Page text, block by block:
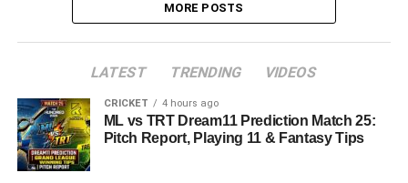
MORE POSTS
LATEST TRENDING VIDEOS
CRICKET 4 hours ago
ML vs TRT Dream11 Prediction Match 25:
Pitch Report, Playing 11 & Fantasy Tips